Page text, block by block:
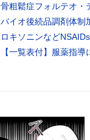
骨粗鬆症フォルテオ・
バイオ後続品調剤体制
ロキソニンなど
【一覧表付】服薬指